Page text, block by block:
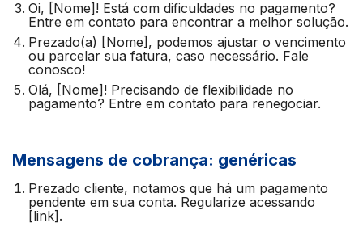
Oi, [Nome]! Está com dificuldades no pagamento?
Entre em contato para encontrar a melhor solução.
Prezado(a) [Nome], podemos ajustar o vencimento
ou parcelar sua fatura, caso necessário. Fale
conosco!
Olá, [Nome]! Precisando de flexibilidade no
pagamento? Entre em contato para renegociar.
Mensagens de cobrança: genéricas
Prezado cliente, notamos que há um pagamento
pendente em sua conta. Regularize acessando
[link].